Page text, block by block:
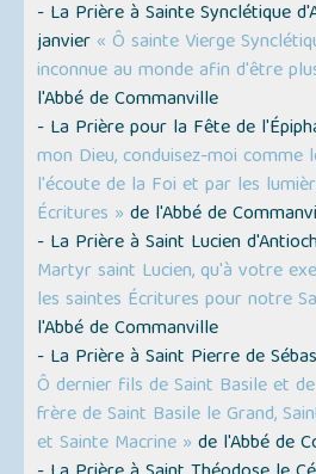
- La Prière à Sainte Synclétique
janvier « Ô sainte Vierge
inconnue au monde afin d'être
l'Abbé de Commanville
- La Prière pour la Fête de
mon Dieu, conduisez-moi comme
l'écoute de la Foi et par les
Écritures » de l'Abbé de
- La Prière à Saint Lucien
Martyr saint Lucien, qu'à votre
les saintes Écritures pour notre
l'Abbé de Commanville
- La Prière à Saint Pierre de
Ô dernier fils de Saint Basile et
frère de Saint Basile le Grand,
et Sainte Macrine » de l'Abbé de